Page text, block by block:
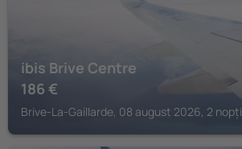
ibis Brive Centre
186 €
Brive-La-Gaillarde, 08 august 2026, 2 nopți